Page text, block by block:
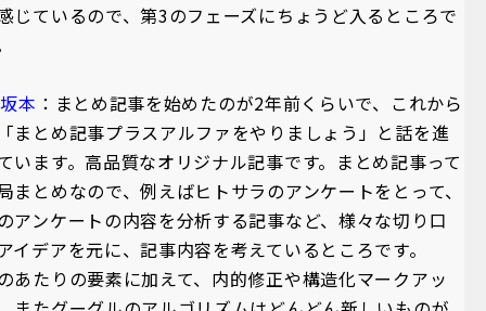
じているので、第3のフェーズにちょうど入るところで
本 ：まとめ記事を始めたのが2年前くらいで、これから
まとめ記事プラスアルファをやりましょう」と話を進
います。高品質なオリジナル記事です。まとめ記事って
まとめなので、例えばヒトサラのアンケートをとって、
アンケートの内容を分析する記事など、様々な切り口
イデアを元に、記事内容を考えているところです。
あたりの要素に加えて、内的修正や構造化マークアッ